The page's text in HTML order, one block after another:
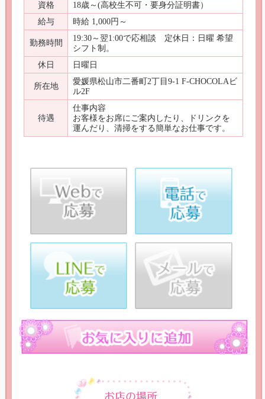
資格
18歳～(高校生不可・要身分証明書）
給与
時給 1,000円～
勤務時間
19:30～翌1:00で応相談 定休日：日曜 希望
シフト制。
休日
日曜日
所在地
愛媛県松山市二番町2丁目9-1 F-CHOCOLAビ
ル2F
待遇
仕事内容
お客様をお席にご案内したり、ドリンクを
運んだり、清掃をする簡単なお仕事です。